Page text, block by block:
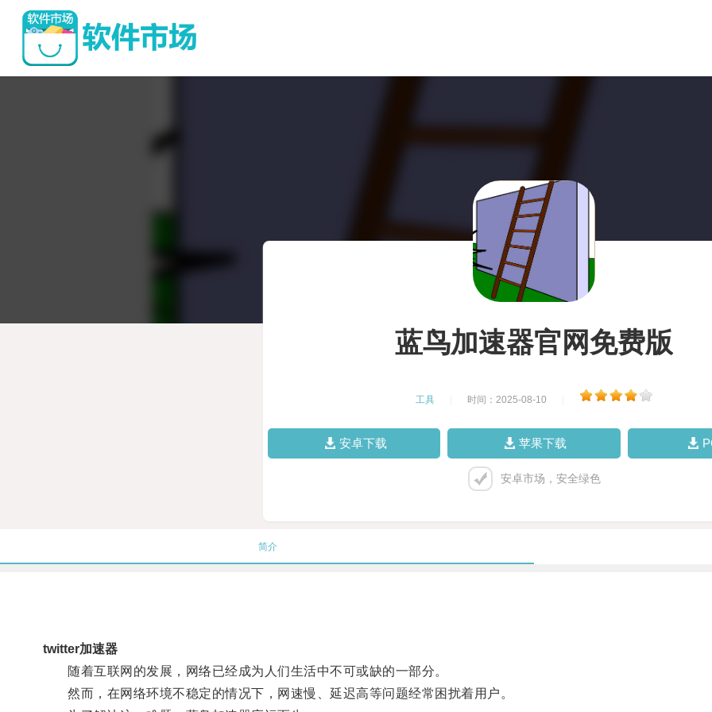
蓝鸟加速器官网免费版
工具 时间：2025-08-10
安卓下载 苹果下载
安卓市场，安全绿色
简介
twitter加速器
随着互联网的发展，网络已经成为人们生活中不可或缺的一部分。
然而，在网络环境不稳定的情况下，网速慢、延迟高等问题经常困扰着用户。